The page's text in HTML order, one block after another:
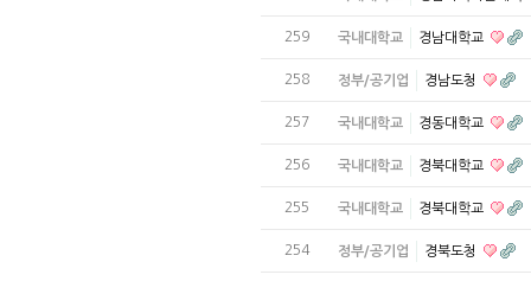
259 국내대학교 경남대학교
258 정부/공기업 경남도청
257 국내대학교 경동대학교
256 국내대학교 경북대학교
255 국내대학교 경북대학교
254 정부/공기업 경북도청